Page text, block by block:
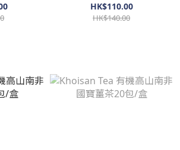
HK$110.00
HK$140.00